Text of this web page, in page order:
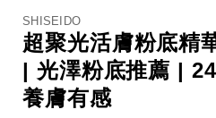
SHISEIDO
超聚光活膚粉底精
| 光澤粉底推薦 |
養膚有感